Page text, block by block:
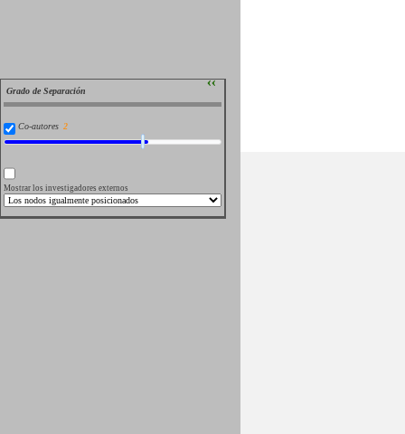
Grado de Separación ››
Co-autores
Mostrar los investigadores externos